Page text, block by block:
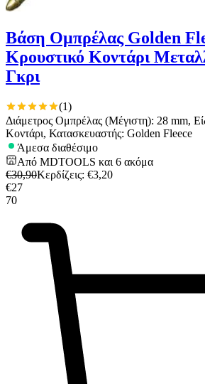
Βάση Ομπρέλας Golden
Κρουστικό Κοντάρι
Γκρι
(1)
Διάμετρος Ομπρέλας (Μέγιστη): 28 mm,
Κοντάρι, Κατασκευαστής: Golden Fleece
Άμεσα διαθέσιμο
Από MDTOOLS και 6 ακόμα
€30,90Κερδίζεις: €3,20
€27
70